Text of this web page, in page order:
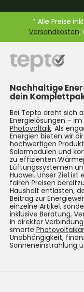
* Alle Preise
Versandkosten,
Nachhaltige
dein
Bei Tepto dreht sich
Energielösungen –
Photovoltaik. Als
Energien bieten wir
hochwertigen
Solarmodulen und
zu effizienten
Lüftungssystemen
Huawei. Unser Ziel
fairen Preisen
Haushalt entlasten,
Beitrag zur
einzelne Artikel,
inklusive Beratung,
in direkter
smarte
Unabhängigkeit,
Sonneneinstrahlung